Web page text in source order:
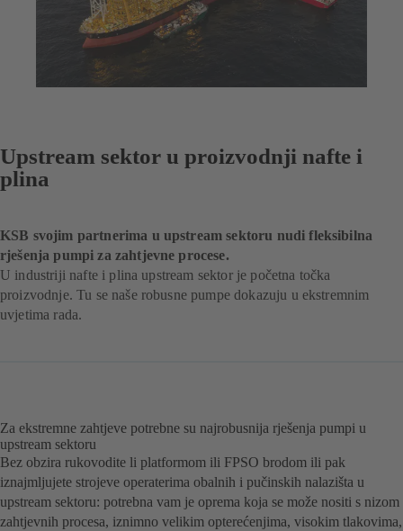
Upstream sektor u proizvodnji nafte i
plina
KSB svojim partnerima u upstream sektoru nudi fleksibilna
rješenja pumpi za zahtjevne procese.
U industriji nafte i plina upstream sektor je početna točka
proizvodnje. Tu se naše robusne pumpe dokazuju u ekstremnim
uvjetima rada.
Za ekstremne zahtjeve potrebne su najrobusnija rješenja pumpi u
upstream sektoru
Bez obzira rukovodite li platformom ili FPSO brodom ili pak
iznajmljujete strojeve operaterima obalnih i pučinskih nalazišta u
upstream sektoru: potrebna vam je oprema koja se može nositi s nizom
zahtjevnih procesa, iznimno velikim opterećenjima, visokim tlakovima,